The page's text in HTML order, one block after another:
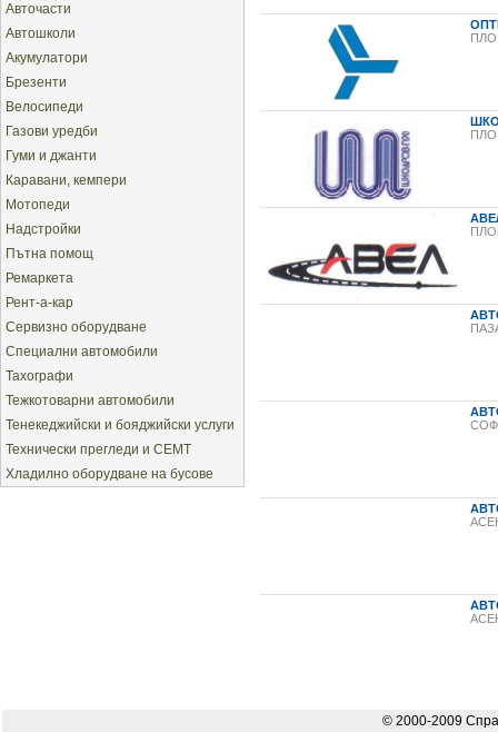
Авточасти
Автошколи
Акумулатори
Брезенти
Велосипеди
Газови уредби
Гуми и джанти
Каравани, кемпери
Мотопеди
Надстройки
Пътна помощ
Ремаркета
Рент-а-кар
Сервизно оборудване
Специални автомобили
Тахографи
Тежкотоварни автомобили
Тенекеджийски и бояджийски услуги
Технически прегледи и СЕМТ
Хладилно оборудване на бусове
© 2000-2009